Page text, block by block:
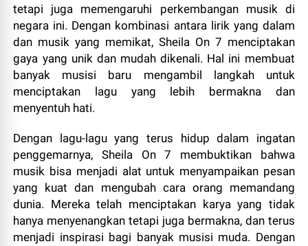
tetapi juga memengaruhi perkembangan musik di
negara ini. Dengan kombinasi antara lirik yang dalam
dan musik yang memikat, Sheila On 7 menciptakan
gaya yang unik dan mudah dikenali. Hal ini membuat
banyak musisi baru mengambil langkah untuk
menciptakan lagu yang lebih bermakna dan
menyentuh hati.
Dengan lagu-lagu yang terus hidup dalam ingatan
penggemarnya, Sheila On 7 membuktikan bahwa
musik bisa menjadi alat untuk menyampaikan pesan
yang kuat dan mengubah cara orang memandang
dunia. Mereka telah menciptakan karya yang tidak
hanya menyenangkan tetapi juga bermakna, dan terus
menjadi inspirasi bagi banyak musisi muda. Dengan